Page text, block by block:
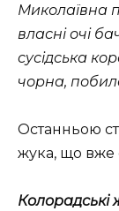
Миколаївна
власні очі
сусідська
чорна,
Останньою
жука, що вже
Колорадські